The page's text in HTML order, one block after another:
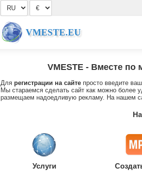
VMESTE.EU
VMESTE- Вместе по
Для регистрации на сайте просто введите ваш
Мы стараемся сделать сайт как можно более
размещаем надоедливую рекламу. На нашем
Услуги